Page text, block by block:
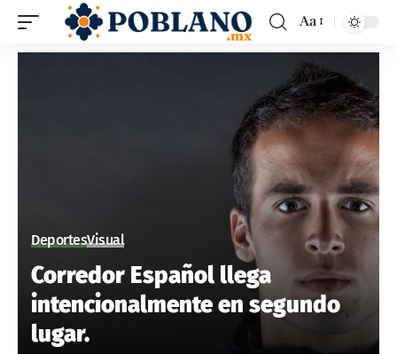
Aa
DeportesVisual
Corredor Español llega
intencionalmente en segundo
lugar.